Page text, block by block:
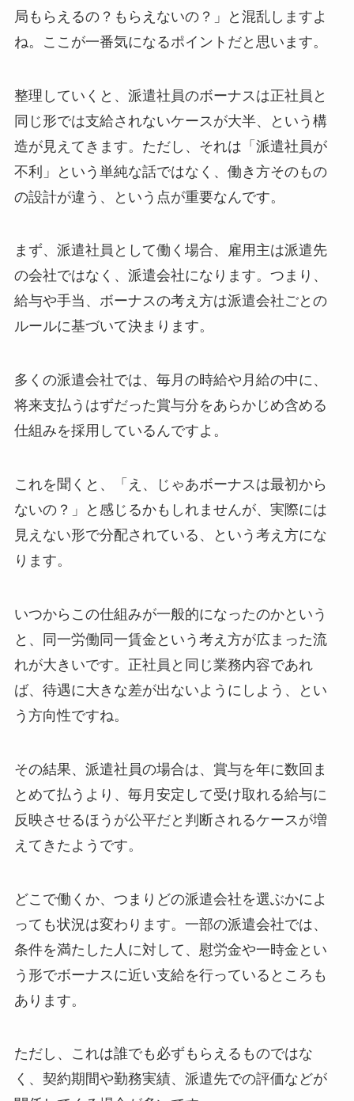
局もらえるの？もらえないの？」と混乱しますよ
ね。ここが一番気になるポイントだと思います。
整理していくと、派遣社員のボーナスは正社員と
同じ形では支給されないケースが大半、という構
造が見えてきます。ただし、それは「派遣社員が
不利」という単純な話ではなく、働き方そのもの
の設計が違う、という点が重要なんです。
まず、派遣社員として働く場合、雇用主は派遣先
の会社ではなく、派遣会社になります。つまり、
給与や手当、ボーナスの考え方は派遣会社ごとの
ルールに基づいて決まります。
多くの派遣会社では、毎月の時給や月給の中に、
将来支払うはずだった賞与分をあらかじめ含める
仕組みを採用しているんですよ。
これを聞くと、「え、じゃあボーナスは最初から
ないの？」と感じるかもしれませんが、実際には
見えない形で分配されている、という考え方にな
ります。
いつからこの仕組みが一般的になったのかという
と、同一労働同一賃金という考え方が広まった流
れが大きいです。正社員と同じ業務内容であれ
ば、待遇に大きな差が出ないようにしよう、とい
う方向性ですね。
その結果、派遣社員の場合は、賞与を年に数回ま
とめて払うより、毎月安定して受け取れる給与に
反映させるほうが公平だと判断されるケースが増
えてきたようです。
どこで働くか、つまりどの派遣会社を選ぶかによ
っても状況は変わります。一部の派遣会社では、
条件を満たした人に対して、慰労金や一時金とい
う形でボーナスに近い支給を行っているところも
あります。
ただし、これは誰でも必ずもらえるものではな
く、契約期間や勤務実績、派遣先での評価などが